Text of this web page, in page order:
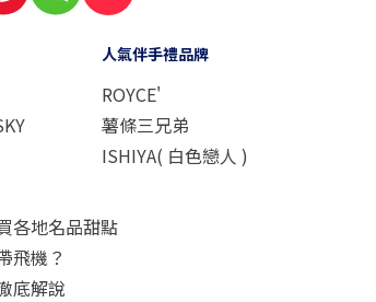
人氣伴手禮品牌
ROYCE'
薯條三兄弟
ISHIYA( 白色戀人 )
各地名品甜點
飛機？
底解說